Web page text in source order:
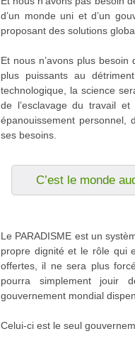
d’un monde uni et d’un
proposant des solutions
Et nous n’avons plus
plus puissants au
technologique, la science
de l’esclavage du travail
épanouissement personnel,
ses besoins.
C’est le monde
Le PARADISME est un
propre dignité et le rôle qui
offertes, il ne sera plus
pourra simplement jouir
gouvernement mondial
Celui-ci est le seul